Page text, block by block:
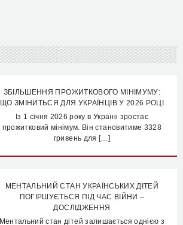
ЗБІЛЬШЕННЯ ПРОЖИТКОВОГО МІНІМУМУ:
ЩО ЗМІНИТЬСЯ ДЛЯ УКРАЇНЦІВ У 2026 РОЦІ
Із 1 січня 2026 року в Україні зростає
прожитковий мінімум. Він становитиме 3328
гривень для […]
МЕНТАЛЬНИЙ СТАН УКРАЇНСЬКИХ ДІТЕЙ
ПОГІРШУЄТЬСЯ ПІД ЧАС ВІЙНИ –
ДОСЛІДЖЕННЯ
Ментальний стан дітей залишається однією з